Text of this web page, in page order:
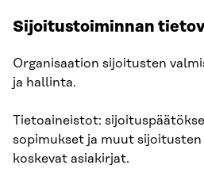
Sijoitustoiminnan
Organisaation sijoitusten
ja hallinta.
Tietoaineistot:
sopimukset ja muut
koskevat asiakirjat.